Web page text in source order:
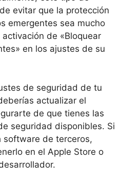
evitar que la protección
emergentes sea mucho
de «Bloquear
en los ajustes de su
de seguridad de tu
actualizar el
de que tienes las
seguridad disponibles. Si
software de terceros,
en el Apple Store o